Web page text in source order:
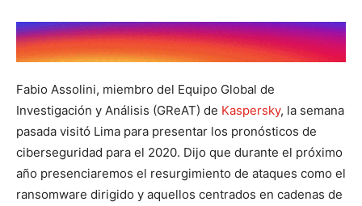
Fabio Assolini, miembro del Equipo Global de
Investigación y Análisis (GReAT) de Kaspersky, la semana
pasada visitó Lima para presentar los pronósticos de
ciberseguridad para el 2020. Dijo que durante el próximo
año presenciaremos el resurgimiento de ataques como el
ransomware dirigido y aquellos centrados en cadenas de